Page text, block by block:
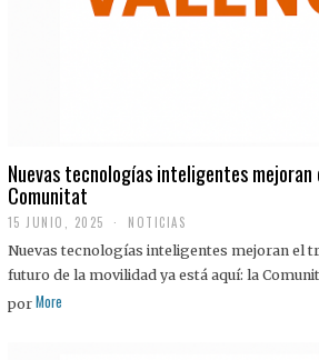
Nuevas tecnologías inteligentes
Comunitat
15 JUNIO, 2025 NOTICIAS
Nuevas tecnologías inteligentes mejoran el
futuro de la movilidad ya está aquí: la
por More